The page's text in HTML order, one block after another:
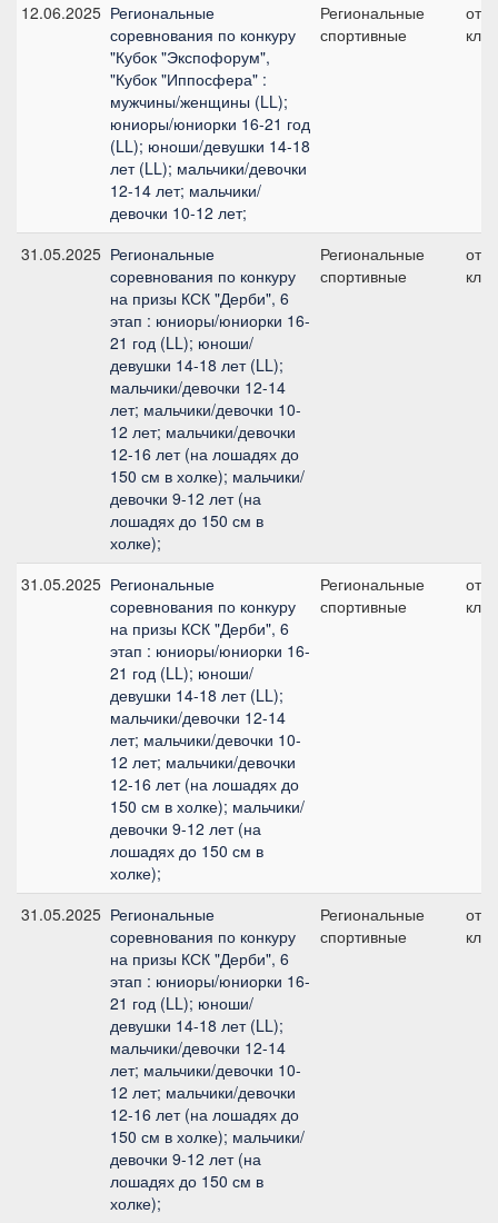
12.06.2025 Региональные
соревнования по конкуру
"Кубок "Экспофорум",
"Кубок "Иппосфера" :
мужчины/женщины (LL);
юниоры/юниорки 16-21 год
(LL); юноши/девушки 14-18
лет (LL); мальчики/девочки
12-14 лет; мальчики/
девочки 10-12 лет;
Региональные
спортивные
31.05.2025 Региональные
соревнования по конкуру
на призы КСК "Дерби", 6
этап : юниоры/юниорки 16-
21 год (LL); юноши/
девушки 14-18 лет (LL);
мальчики/девочки 12-14
лет; мальчики/девочки 10-
12 лет; мальчики/девочки
12-16 лет (на лошадях до
150 см в холке); мальчики/
девочки 9-12 лет (на
лошадях до 150 см в
холке);
Региональные
спортивные
31.05.2025 Региональные
соревнования по конкуру
на призы КСК "Дерби", 6
этап : юниоры/юниорки 16-
21 год (LL); юноши/
девушки 14-18 лет (LL);
мальчики/девочки 12-14
лет; мальчики/девочки 10-
12 лет; мальчики/девочки
12-16 лет (на лошадях до
150 см в холке); мальчики/
девочки 9-12 лет (на
лошадях до 150 см в
холке);
Региональные
спортивные
31.05.2025 Региональные
соревнования по конкуру
на призы КСК "Дерби", 6
этап : юниоры/юниорки 16-
21 год (LL); юноши/
девушки 14-18 лет (LL);
мальчики/девочки 12-14
лет; мальчики/девочки 10-
12 лет; мальчики/девочки
12-16 лет (на лошадях до
150 см в холке); мальчики/
девочки 9-12 лет (на
лошадях до 150 см в
холке);
Региональные
спортивные